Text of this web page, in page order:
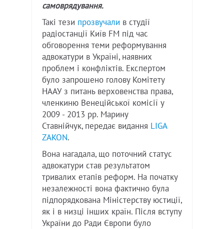
самоврядування.
Такі тези прозвучали в студії
радіостанції Київ FM під час
обговорення теми реформування
адвокатури в Україні, наявних
проблем і конфліктів. Експертом
було запрошено голову Комітету
НААУ з питань верховенства права,
членкиню Венеційської комісії у
2009 - 2013 рр. Марину
Ставнійчук, передає видання LIGA
ZAKON.
Вона нагадала, що поточний статус
адвокатури став результатом
тривалих етапів реформ. На початку
незалежності вона фактично була
підпорядкована Міністерству юстиції,
як і в низці інших країн. Після вступу
України до Ради Європи було